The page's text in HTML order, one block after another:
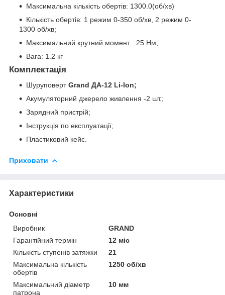
Максимальна кількість обертів: 1300.0(об/хв)
Кількість обертів: 1 режим 0-350 об/хв, 2 режим 0-
1300 об/хв;
Максимальний крутний момент : 25 Нм;
Вага: 1.2 кг
Комплектація
ШуруповертGrand ДА-12 Li-Ion;
Акумуляторний джерело живлення -2 шт.;
Зарядний пристрій;
Інструкція по експлуатації;
Пластиковий кейс.
Приховати
Характеристики
Основні
Виробник
GRAND
Гарантійний термін
12 міс
Кількість ступенів затяжки
21
Максимальна кількість
обертів
1250 об/хв
Максимальний діаметр
патрона
10 мм